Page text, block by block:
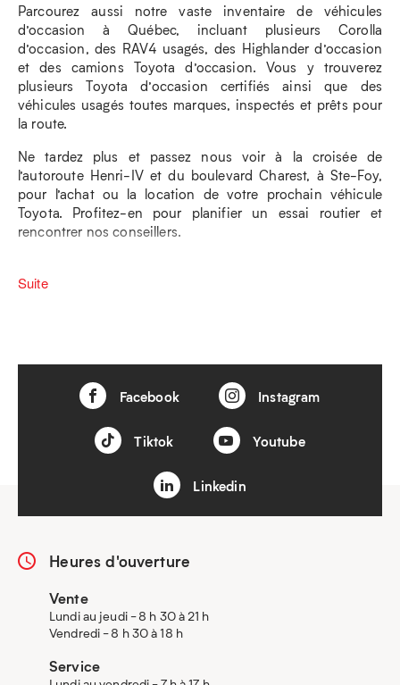
Parcourez aussi notre vaste inventaire de véhicules
d’occasion à Québec, incluant plusieurs Corolla
d’occasion, des RAV4 usagés, des Highlander d’occasion
et des camions Toyota d’occasion. Vous y trouverez
plusieurs Toyota d’occasion certifiés ainsi que des
véhicules usagés toutes marques, inspectés et prêts pour
la route.
Ne tardez plus et passez nous voir à la croisée de
l’autoroute Henri-IV et du boulevard Charest, à Ste-Foy,
pour l’achat ou la location de votre prochain véhicule
Toyota. Profitez-en pour planifier un essai routier et
rencontrer nos conseillers.
Suite
Facebook Instagram
Tiktok Youtube
Linkedin
Heures d'ouverture
Vente
Lundi au jeudi - 8 h 30 à 21 h
Vendredi - 8 h 30 à 18 h
Service